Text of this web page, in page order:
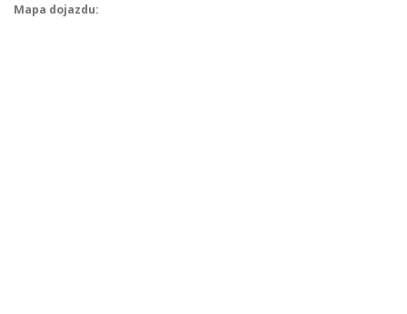
Mapa dojazdu: